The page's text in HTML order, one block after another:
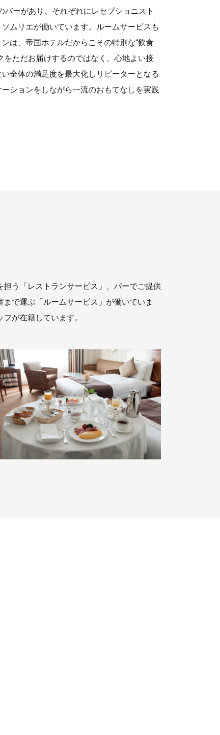
ーがあり、それぞれにレセプショニスト
ムリエが働いています。ルームサービスも
は、帝国ホテルだからこその特別な“飲食
をただお届けするのではなく、心地よい接
全体の満足度を最大化しリピーターとなる
ションをしながら一流のおもてなしを実践
う「レストランサービス」、バーでご提供
で運ぶ「ルームサービス」が働いていま
が在籍しています。